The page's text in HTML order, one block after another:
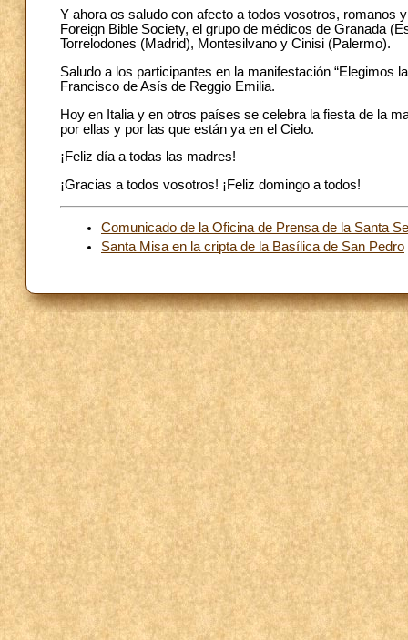
Y ahora os saludo con afecto a todos vosotros, romanos
Foreign Bible Society, el grupo de médicos de Granada
Torrelodones (Madrid), Montesilvano y Cinisi (Palermo).
Saludo a los participantes en la manifestación “Elegimos
Francisco de Asís de Reggio Emilia.
Hoy en Italia y en otros países se celebra la fiesta de la
por ellas y por las que están ya en el Cielo.
¡Feliz día a todas las madres!
¡Gracias a todos vosotros! ¡Feliz domingo a todos!
Comunicado de la Oficina de Prensa de la Santa
Santa Misa en la cripta de la Basílica de San Pedro